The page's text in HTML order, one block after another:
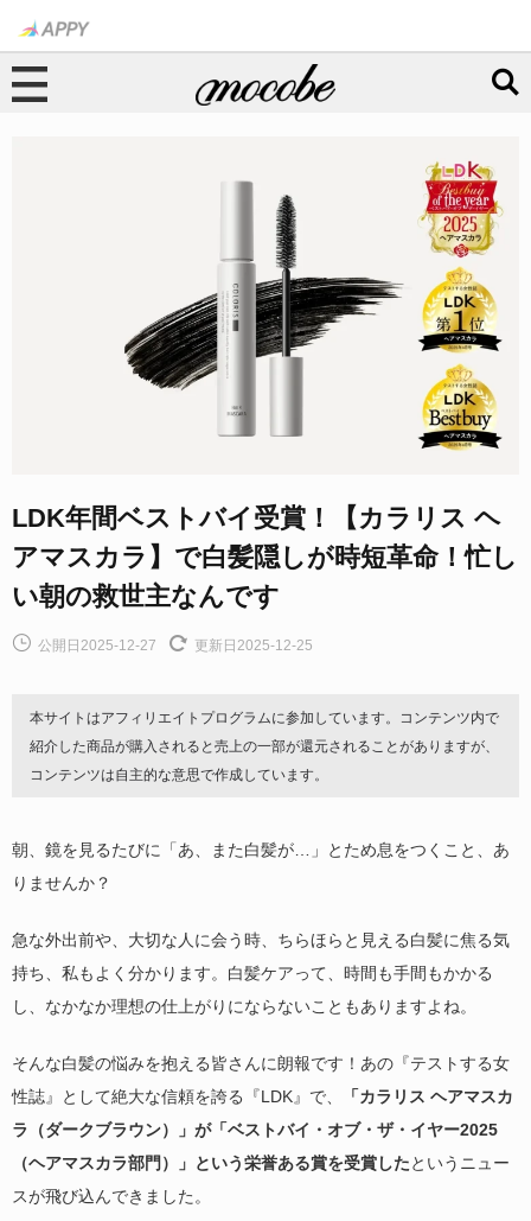
LDK年間ベストバイ受賞！【カラリス ヘ
アマスカラ】で白髪隠しが時短革命！忙し
い朝の救世主なんです
公開日2025-12-27 更新日2025-12-25
本サイトはアフィリエイトプログラムに参加しています。コンテンツ内で
紹介した商品が購入されると売上の一部が還元されることがありますが、
コンテンツは自主的な意思で作成しています。
朝、鏡を見るたびに「あ、また白髪が…」とため息をつくこと、あ
りませんか？
急な外出前や、大切な人に会う時、ちらほらと見える白髪に焦る気
持ち、私もよく分かります。白髪ケアって、時間も手間もかかる
し、なかなか理想の仕上がりにならないこともありますよね。
そんな白髪の悩みを抱える皆さんに朗報です！あの『テストする女
性誌』として絶大な信頼を誇る『LDK』で、
「カラリス ヘアマスカ
ラ（ダークブラウン）」が「ベストバイ・オブ・ザ・イヤー2025
（ヘアマスカラ部門）」という栄誉ある賞を受賞したというニュー
スが飛び込んできました。